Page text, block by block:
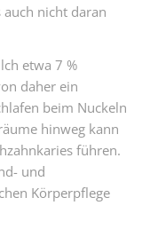
nicht daran
etwa 7 %
daher ein
beim Nuckeln
hinweg kann
führen.
und
Körperpflege